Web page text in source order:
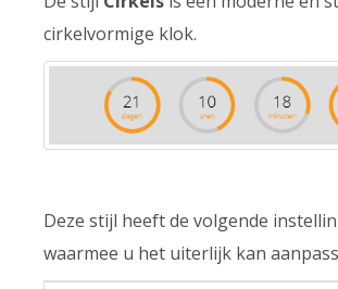
cirkelvormige klok.
Deze stijl heeft de volgende
waarmee u het uiterlijk kan